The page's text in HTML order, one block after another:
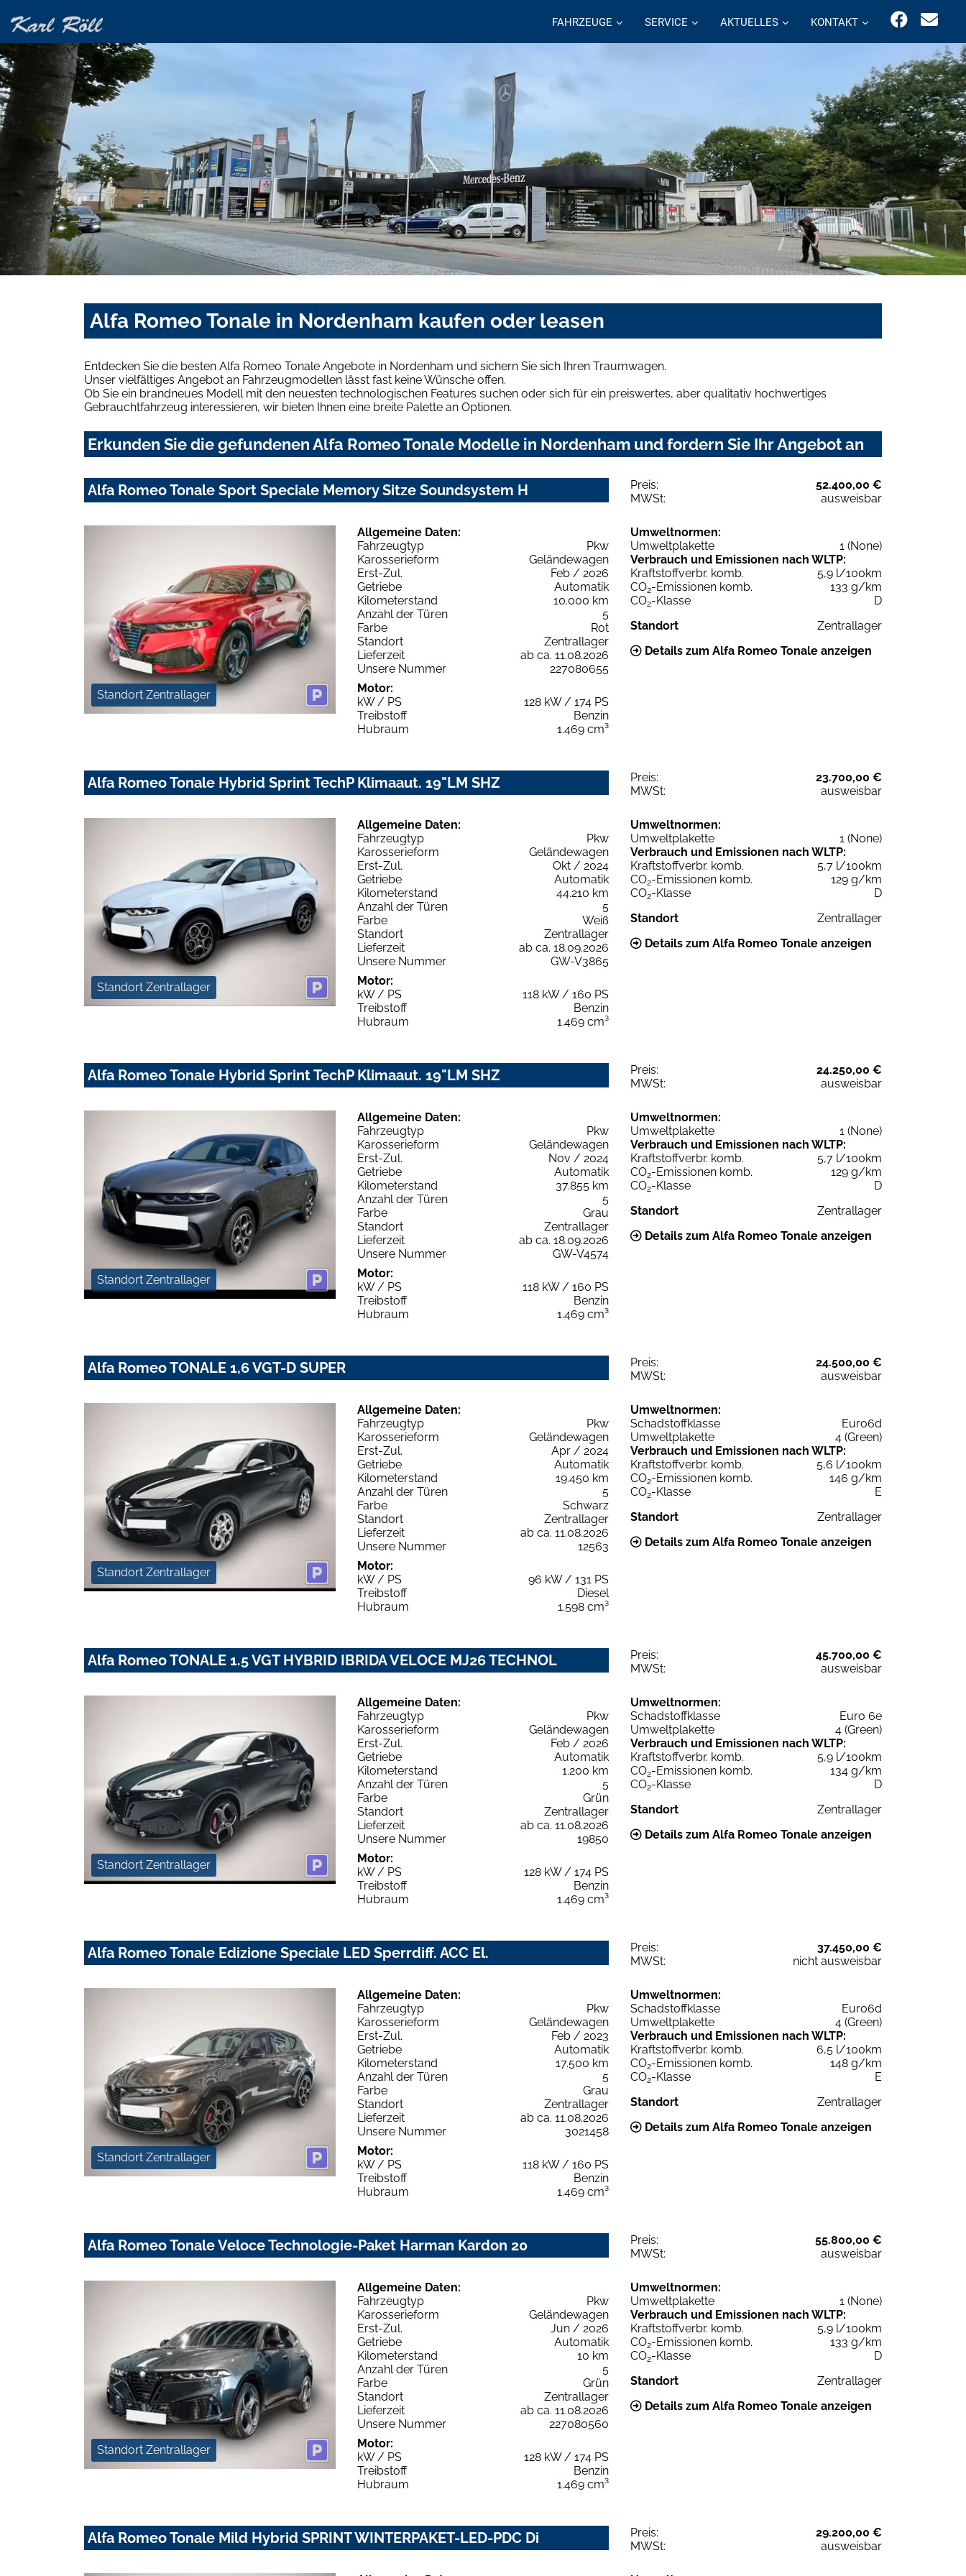
FAHRZEUGE SERVICE AKTUELLES KONTAKT
Alfa Romeo Tonale in Nordenham kaufen oder leasen
Entdecken Sie die besten Alfa Romeo Tonale Angebote in Nordenham und sichern Sie sich Ihren Traumwagen.
Unser vielfältiges Angebot an Fahrzeugmodellen lässt fast keine Wünsche offen.
Ob Sie ein brandneues Modell mit den neuesten technologischen Features suchen oder sich für ein preiswertes, aber qualitativ hochwertiges
Gebrauchtfahrzeug interessieren, wir bieten Ihnen eine breite Palette an Optionen.
Erkunden Sie die gefundenen Alfa Romeo Tonale Modelle in Nordenham und fordern Sie Ihr Angebot an
Alfa Romeo Tonale Sport Speciale Memory Sitze Soundsystem H Preis:
52.400,00 €
MWSt:
ausweisbar
Standort Zentrallager
Allgemeine Daten:
Fahrzeugtyp
Pkw
Karosserieform
Geländewagen
Erst-Zul.
Feb / 2026
Getriebe
Automatik
Kilometerstand
10.000 km
Anzahl der Türen
5
Farbe
Rot
Standort
Zentrallager
Lieferzeit
ab ca. 11.08.2026
Unsere Nummer
227080655
Motor:
kW / PS
128 kW / 174 PS
Treibstoff
Benzin
Hubraum
1.469 cm³
Umweltnormen:
Umweltplakette
1 (None)
Verbrauch und Emissionen nach WLTP:
Kraftstoffverbr. komb.
5,9 l/100km
CO2-Emissionen komb.
133 g/km
CO2-Klasse
D
Standort
Zentrallager
Details zum Alfa Romeo Tonale anzeigen
Alfa Romeo Tonale Hybrid Sprint TechP Klimaaut. 19"LM SHZ Preis:
23.700,00 €
MWSt:
ausweisbar
Standort Zentrallager
Allgemeine Daten:
Fahrzeugtyp
Pkw
Karosserieform
Geländewagen
Erst-Zul.
Okt / 2024
Getriebe
Automatik
Kilometerstand
44.210 km
Anzahl der Türen
5
Farbe
Weiß
Standort
Zentrallager
Lieferzeit
ab ca. 18.09.2026
Unsere Nummer
GW-V3865
Motor:
kW / PS
118 kW / 160 PS
Treibstoff
Benzin
Hubraum
1.469 cm³
Umweltnormen:
Umweltplakette
1 (None)
Verbrauch und Emissionen nach WLTP:
Kraftstoffverbr. komb.
5,7 l/100km
CO2-Emissionen komb.
129 g/km
CO2-Klasse
D
Standort
Zentrallager
Details zum Alfa Romeo Tonale anzeigen
Alfa Romeo Tonale Hybrid Sprint TechP Klimaaut. 19"LM SHZ Preis:
24.250,00 €
MWSt:
ausweisbar
Standort Zentrallager
Allgemeine Daten:
Fahrzeugtyp
Pkw
Karosserieform
Geländewagen
Erst-Zul.
Nov / 2024
Getriebe
Automatik
Kilometerstand
37.855 km
Anzahl der Türen
5
Farbe
Grau
Standort
Zentrallager
Lieferzeit
ab ca. 18.09.2026
Unsere Nummer
GW-V4574
Motor:
kW / PS
118 kW / 160 PS
Treibstoff
Benzin
Hubraum
1.469 cm³
Umweltnormen:
Umweltplakette
1 (None)
Verbrauch und Emissionen nach WLTP:
Kraftstoffverbr. komb.
5,7 l/100km
CO2-Emissionen komb.
129 g/km
CO2-Klasse
D
Standort
Zentrallager
Details zum Alfa Romeo Tonale anzeigen
Alfa Romeo TONALE 1,6 VGT-D SUPER Preis:
24.500,00 €
MWSt:
ausweisbar
Standort Zentrallager
Allgemeine Daten:
Fahrzeugtyp
Pkw
Karosserieform
Geländewagen
Erst-Zul.
Apr / 2024
Getriebe
Automatik
Kilometerstand
19.450 km
Anzahl der Türen
5
Farbe
Schwarz
Standort
Zentrallager
Lieferzeit
ab ca. 11.08.2026
Unsere Nummer
12563
Motor:
kW / PS
96 kW / 131 PS
Treibstoff
Diesel
Hubraum
1.598 cm³
Umweltnormen:
Schadstoffklasse
Euro6d
Umweltplakette
4 (Green)
Verbrauch und Emissionen nach WLTP:
Kraftstoffverbr. komb.
5,6 l/100km
CO2-Emissionen komb.
146 g/km
CO2-Klasse
E
Standort
Zentrallager
Details zum Alfa Romeo Tonale anzeigen
Alfa Romeo TONALE 1.5 VGT HYBRID IBRIDA VELOCE MJ26 TECHNOL Preis:
45.700,00 €
MWSt:
ausweisbar
Standort Zentrallager
Allgemeine Daten:
Fahrzeugtyp
Pkw
Karosserieform
Geländewagen
Erst-Zul.
Feb / 2026
Getriebe
Automatik
Kilometerstand
1.200 km
Anzahl der Türen
5
Farbe
Grün
Standort
Zentrallager
Lieferzeit
ab ca. 11.08.2026
Unsere Nummer
19850
Motor:
kW / PS
128 kW / 174 PS
Treibstoff
Benzin
Hubraum
1.469 cm³
Umweltnormen:
Schadstoffklasse
Euro 6e
Umweltplakette
4 (Green)
Verbrauch und Emissionen nach WLTP:
Kraftstoffverbr. komb.
5,9 l/100km
CO2-Emissionen komb.
134 g/km
CO2-Klasse
D
Standort
Zentrallager
Details zum Alfa Romeo Tonale anzeigen
Alfa Romeo Tonale Edizione Speciale LED Sperrdiff. ACC El. Preis:
37.450,00 €
MWSt:
nicht ausweisbar
Standort Zentrallager
Allgemeine Daten:
Fahrzeugtyp
Pkw
Karosserieform
Geländewagen
Erst-Zul.
Feb / 2023
Getriebe
Automatik
Kilometerstand
17.500 km
Anzahl der Türen
5
Farbe
Grau
Standort
Zentrallager
Lieferzeit
ab ca. 11.08.2026
Unsere Nummer
3021458
Motor:
kW / PS
118 kW / 160 PS
Treibstoff
Benzin
Hubraum
1.469 cm³
Umweltnormen:
Schadstoffklasse
Euro6d
Umweltplakette
4 (Green)
Verbrauch und Emissionen nach WLTP:
Kraftstoffverbr. komb.
6,5 l/100km
CO2-Emissionen komb.
148 g/km
CO2-Klasse
E
Standort
Zentrallager
Details zum Alfa Romeo Tonale anzeigen
Alfa Romeo Tonale Veloce Technologie-Paket Harman Kardon 20 Preis:
55.800,00 €
MWSt:
ausweisbar
Standort Zentrallager
Allgemeine Daten:
Fahrzeugtyp
Pkw
Karosserieform
Geländewagen
Erst-Zul.
Jun / 2026
Getriebe
Automatik
Kilometerstand
10 km
Anzahl der Türen
5
Farbe
Grün
Standort
Zentrallager
Lieferzeit
ab ca. 11.08.2026
Unsere Nummer
227080560
Motor:
kW / PS
128 kW / 174 PS
Treibstoff
Benzin
Hubraum
1.469 cm³
Umweltnormen:
Umweltplakette
1 (None)
Verbrauch und Emissionen nach WLTP:
Kraftstoffverbr. komb.
5,9 l/100km
CO2-Emissionen komb.
133 g/km
CO2-Klasse
D
Standort
Zentrallager
Details zum Alfa Romeo Tonale anzeigen
Alfa Romeo Tonale Mild Hybrid SPRINT WINTERPAKET-LED-PDC Di Preis:
29.200,00 €
MWSt:
ausweisbar